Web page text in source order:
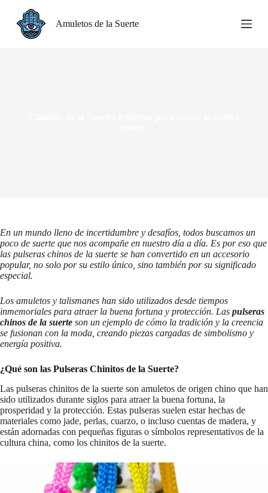
Amuletos de la Suerte
En un mundo lleno de incertidumbre y desafíos, todos buscamos un
poco de suerte que nos acompañe en nuestro día a día. Es por eso que
las pulseras chinos de la suerte se han convertido en un accesorio
popular, no solo por su estilo único, sino también por su significado
especial.
Los amuletos y talismanes han sido utilizados desde tiempos
inmemoriales para atraer la buena fortuna y protección. Las pulseras
chinos de la suerte son un ejemplo de cómo la tradición y la creencia
se fusionan con la moda, creando piezas cargadas de simbolismo y
energía positiva.
¿Qué son las Pulseras Chinitos de la Suerte?
Las pulseras chinitos de la suerte son amuletos de origen chino que han
sido utilizados durante siglos para atraer la buena fortuna, la
prosperidad y la protección. Estas pulseras suelen estar hechas de
materiales como jade, perlas, cuarzo, o incluso cuentas de madera, y
están adornadas con pequeñas figuras o símbolos representativos de la
cultura china, como los chinitos de la suerte.